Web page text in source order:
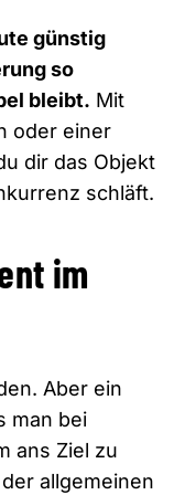
günstig
so
bleibt. Mit
oder einer
dir das Objekt
schläft.
im
Aber ein
man bei
ans Ziel zu
allgemeinen